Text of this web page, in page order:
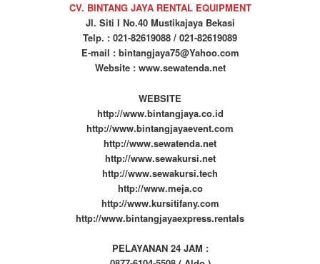
CV. BINTANG JAYA RENTAL EQUIPMENT
Jl. Siti I No.40 Mustikajaya Bekasi
Telp. : 021-82619088 / 021-82619089
E-mail : bintangjaya75@Yahoo.com
Website : www.sewatenda.net
WEBSITE
http://www.bintangjaya.co.id
http://www.bintangjayaevent.com
http://www.sewatenda.net
http://www.sewakursi.net
http://www.sewakursi.tech
http://www.meja.co
http://www.kursitifany.com
http://www.bintangjayaexpress.rentals
PELAYANAN 24 JAM :